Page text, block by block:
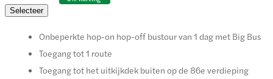
Selecteer
Onbeperkte hop-on hop-off bustour van 1 dag met Big Bus
Toegang tot 1 route
Toegang tot het uitkijkdek buiten op de 86e verdieping